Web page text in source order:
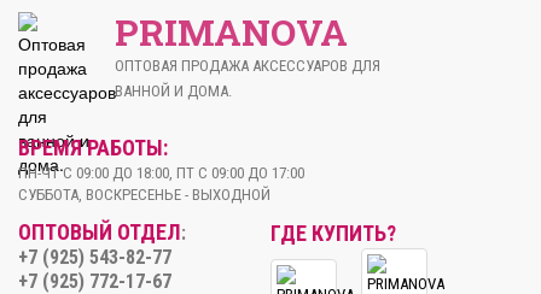
PRIMANOVA
ОПТОВАЯ ПРОДАЖА АКСЕССУАРОВ ДЛЯ
ВАННОЙ И ДОМА.
ВРЕМЯ РАБОТЫ:
ПН-ЧТ С 09:00 ДО 18:00, ПТ С 09:00 ДО 17:00
СУББОТА, ВОСКРЕСЕНЬЕ - ВЫХОДНОЙ
ОПТОВЫЙ ОТДЕЛ:
+7 (925) 543-82-77
+7 (925) 772-17-67
ГДЕ КУПИТЬ?